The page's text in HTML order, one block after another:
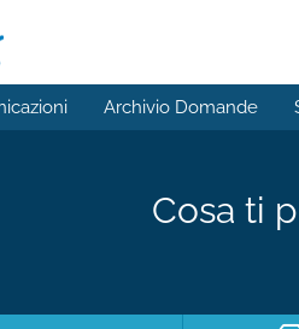
Archivio Domande
Cosa ti